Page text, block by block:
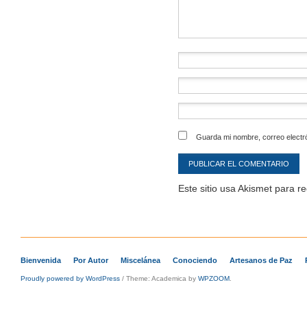
Guarda mi nombre, correo
Este sitio usa Akismet para
Bienvenida Por Autor Miscelánea Conociendo Artesanos de Paz
Proudly powered by WordPress / Theme: Academica by WPZOOM